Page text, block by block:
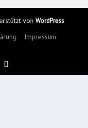
von WordPress
Impressum